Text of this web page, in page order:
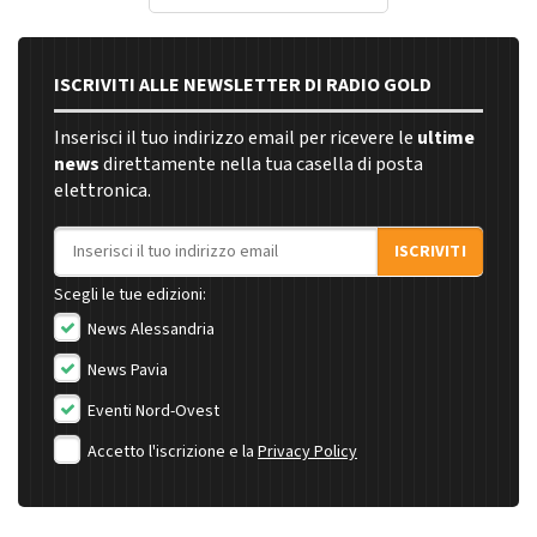
ISCRIVITI ALLE NEWSLETTER DI RADIO GOLD
Inserisci il tuo indirizzo email per ricevere le ultime
newsdirettamente nella tua casella di posta
elettronica.
Indirizzo email
ISCRIVITI
Scegli le tue edizioni:
News Alessandria
News Pavia
Eventi Nord-Ovest
Accetto l'iscrizione e la Privacy Policy